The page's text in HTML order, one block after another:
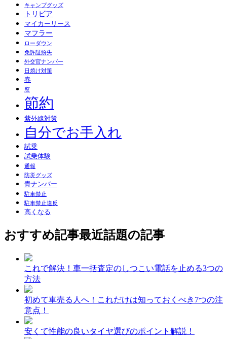
キャンプグッズ
トリビア
マイカーリース
マフラー
ローダウン
免許証紛失
外交官ナンバー
日焼け対策
春
窓
節約
紫外線対策
自分でお手入れ
試乗
試乗体験
通報
防災グッズ
青ナンバー
駐車禁止
駐車禁止違反
高くなる
おすすめ記事最近話題の記事
これで解決！車一括査定のしつこい電話を止める3つの
方法
初めて車売る人へ！これだけは知っておくべき7つの注
意点！
安くて性能の良いタイヤ選びのポイント解説！